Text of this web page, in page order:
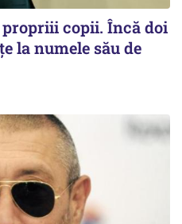
copii. Încă doi
la numele său de